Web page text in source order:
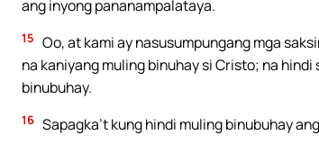
ang inyong pananampalataya.
15 Oo, at kami ay nasusumpungang mga
na kaniyang muling binuhay si Cristo; na
binubuhay.
16 Sapagka’t kung hindi muling binubuhay